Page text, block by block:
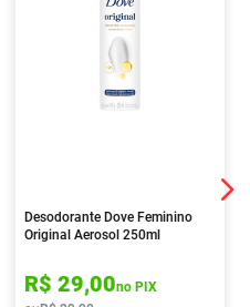
Desodorante Dove Feminino
Original Aerosol 250ml
R$ 29,00no PIX